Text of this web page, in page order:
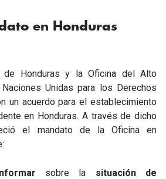
en Honduras
de Honduras y la Oficina del Alto
Unidas para los Derechos
un acuerdo para el establecimiento
en Honduras. A través de dicho
el mandato de la Oficina en
sobre la situación de